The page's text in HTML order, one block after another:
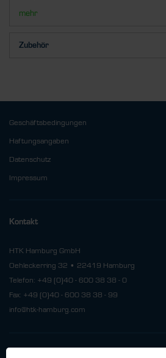
mehr
Zubehör
Geschäftsbedingungen
Haftungsangaben
Datenschutz
Impressum
Kontakt
HTK Hamburg GmbH
Oehleckerring 32 • 22419 Hamburg
Telefon: +49 (0)40 - 600 38 38 - 0
Fax: +49 (0)40 - 600 38 38 - 99
info@htk-hamburg.com